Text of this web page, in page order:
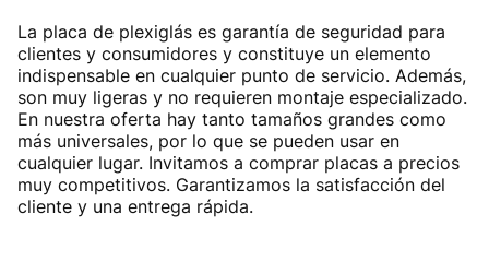
La placa de plexiglás es garantía de seguridad para
clientes y consumidores y constituye un elemento
indispensable en cualquier punto de servicio. Además,
son muy ligeras y no requieren montaje especializado.
En nuestra oferta hay tanto tamaños grandes como
más universales, por lo que se pueden usar en
cualquier lugar. Invitamos a comprar placas a precios
muy competitivos. Garantizamos la satisfacción del
cliente y una entrega rápida.